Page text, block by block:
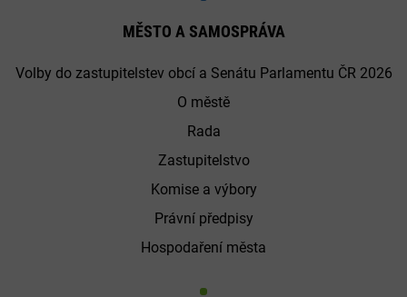
MĚSTO A SAMOSPRÁVA
Volby do zastupitelstev obcí a Senátu Parlamentu ČR 2026
O městě
Rada
Zastupitelstvo
Komise a výbory
Právní předpisy
Hospodaření města